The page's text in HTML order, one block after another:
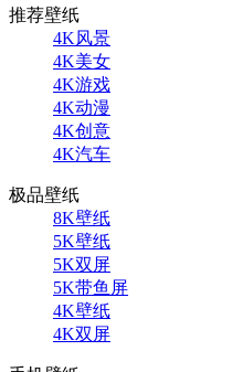
推荐壁纸
4K风景
4K美女
4K游戏
4K动漫
4K创意
4K汽车
极品壁纸
8K壁纸
5K壁纸
5K双屏
5K带鱼屏
4K壁纸
4K双屏